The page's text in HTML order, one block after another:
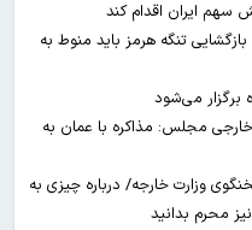
ایران اقدام کند
تنگه هرمز باید منوط به
می‌شود
مجلس: مذاکره با عمان به
وزارت خارجه/ درباره چیزی به
محرم بدانید